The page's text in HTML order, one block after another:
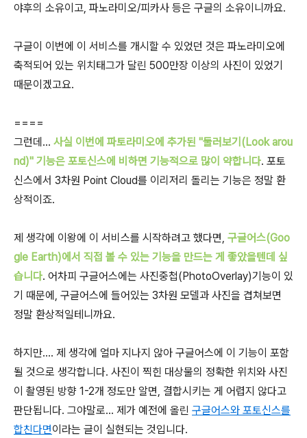
야후의 소유이고, 파노라미오/피카사 등은 구글의 소유이니까요.
구글이 이번에 이 서비스를 개시할 수 있었던 것은 파노라미오에
축적되어 있는 위치태그가 달린 500만장 이상의 사진이 있었기
때문이겠고요.
====
그런데... 사실 이번에 파토라미오에 추가된 "둘러보기(Look arou
nd)" 기능은 포토신스에 비하면 기능적으로 많이 약합니다. 포토
신스에서 3차원 Point Cloud를 이리저리 돌리는 기능은 정말 환
상적이죠.
제 생각에 이왕에 이 서비스를 시작하려고 했다면, 구글어스(Goo
gle Earth)에서 직접 볼 수 있는 기능을 만드는 게 좋았을텐데 싶
습니다. 어차피 구글어스에는 사진중첩(PhotoOverlay)기능이 있
기 때문에, 구글어스에 들어있는 3차원 모델과 사진을 겹쳐보면
정말 환상적일테니까요.
하지만.... 제 생각에 얼마 지나지 않아 구글어스에 이 기능이 포함
될 것으로 생각합니다. 사진이 찍힌 대상물의 정확한 위치와 사진
이 촬영된 방향 1-2개 정도만 알면, 결합시키는 게 어렵지 않다고
판단됩니다. 그야말로... 제가 예전에 올린 구글어스와 포토신스를
합친다면이라는 글이 실현되는 것입니다.